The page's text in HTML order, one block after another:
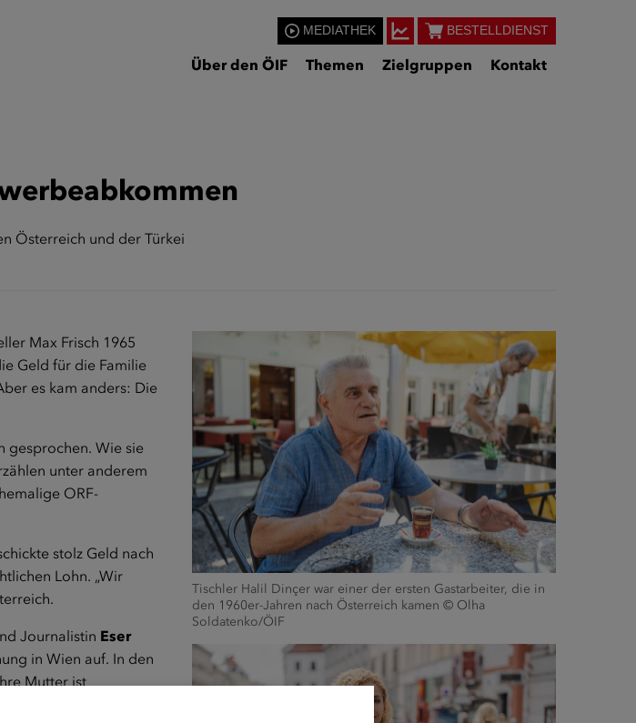
MEDIATHEK BESTELLDIENST
Über den ÖIF Themen Zielgruppen Kontakt
Österreich und der Türkei
Tischler Halil Dinçer war einer der ersten Gastarbeiter, die in
den 1960er-Jahren nach Österreich kamen © Olha
Soldatenko/ÖIF
Max Frisch 1965
Geld für die Familie
es kam anders: Die
gesprochen. Wie sie
unter anderem
ORF-
stolz Geld nach
Lohn. „Wir
Journalistin Eser
in Wien auf. In den
Mutter ist